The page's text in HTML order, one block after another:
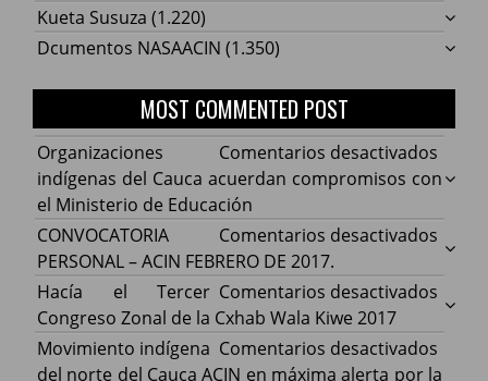
Kueta Susuza (1.220)
Dcumentos NASAACIN (1.350)
MOST COMMENTED POST
Comentarios desactivados
Cauca
con
Organizaciones
indígenas del Cauca acuerdan compromisos con
el Ministerio de Educación
Comentarios desactivados
ACIN
CONVOCATORIA
PERSONAL – ACIN FEBRERO DE 2017.
Comentarios desactivados
Hacía
Hacía el Tercer
Congreso Zonal de la Cxhab Wala Kiwe 2017
Comentarios desactivados
Movimiento indígena
del norte del Cauca ACIN en máxima alerta por la